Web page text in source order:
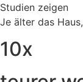
Studien zeigen
Je älter das
10x